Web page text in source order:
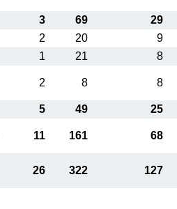
3 69
29
2 20
9
1 21
8
2 8 8
5 49
25
11 161 68
26 322 127